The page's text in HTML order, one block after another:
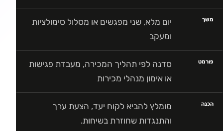
משך
יום מלא, שני מפגשים או מסלול סימולציות
ומעקב
פורמט
סדנה לפי תהליך המכירה, מעבדת פגישות
או אימון מנהלי מכירות
הכנה
מומלץ להביא לקוח יעד, הצעת ערך
והתנגדות שחוזרת בשיחות.